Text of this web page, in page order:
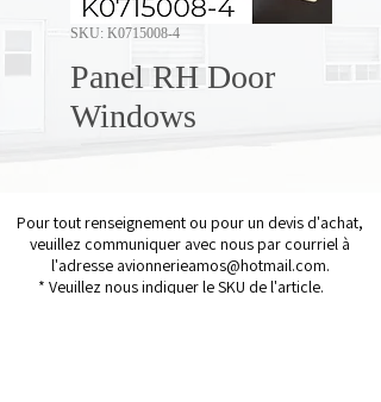
SKU: K0715008-4
Panel RH Door
Windows
Pour tout renseignement ou pour un devis d'achat,
veuillez communiquer avec nous par courriel à
l'adresse avionnerieamos@hotmail.com.
* Veuillez nous indiquer le SKU de l'article.